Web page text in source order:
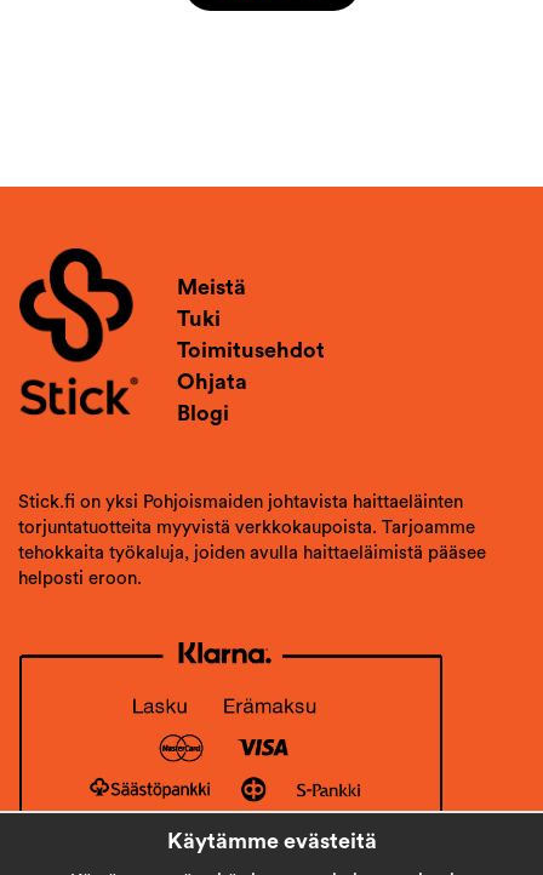
Meistä
Tuki
Toimitusehdot
Ohjata
Blogi
Stick.fi on yksi Pohjoismaiden johtavista haittaeläinten
torjuntatuotteita myyvistä verkkokaupoista. Tarjoamme
tehokkaita työkaluja, joiden avulla haittaeläimistä pääsee
helposti eroon.
Käytämme evästeitä